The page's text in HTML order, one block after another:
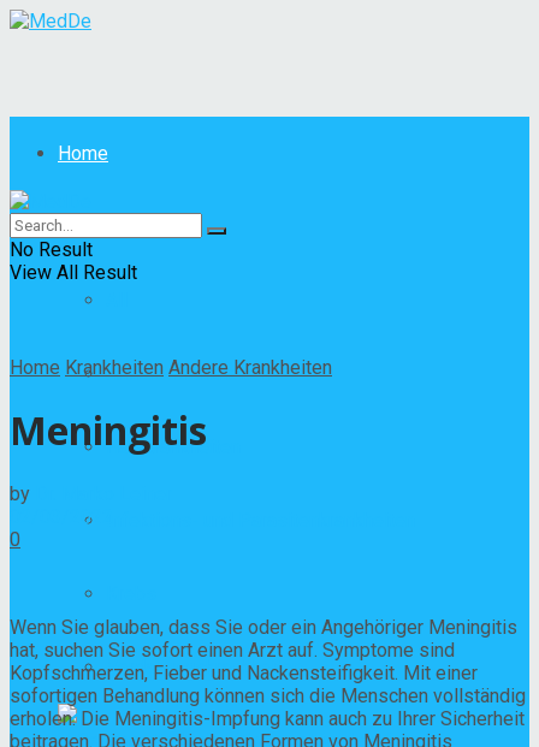
Home
Krankheiten
Andere Krankheiten
Hautkrankheiten
Verdauungskrankheiten
No Result
View All Result
Home Krankheiten Andere Krankheiten
Meningitis
by
02/03/2022
0
Wenn Sie glauben, dass Sie oder ein Angehöriger Meningitis
hat, suchen Sie sofort einen Arzt auf. Symptome sind
Kopfschmerzen, Fieber und Nackensteifigkeit. Mit einer
sofortigen Behandlung können sich die Menschen vollständig
erholen. Die Meningitis-Impfung kann auch zu Ihrer Sicherheit
beitragen. Die verschiedenen Formen von Meningitis